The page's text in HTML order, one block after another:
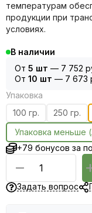
температурам
продукции при
условиях.
В наличии
От 5 шт — 7 752
От 10 шт — 7 673
Упаковка
100 гр.
250 гр.
Упаковка меньше
+79 бонусов за
Задать вопрос